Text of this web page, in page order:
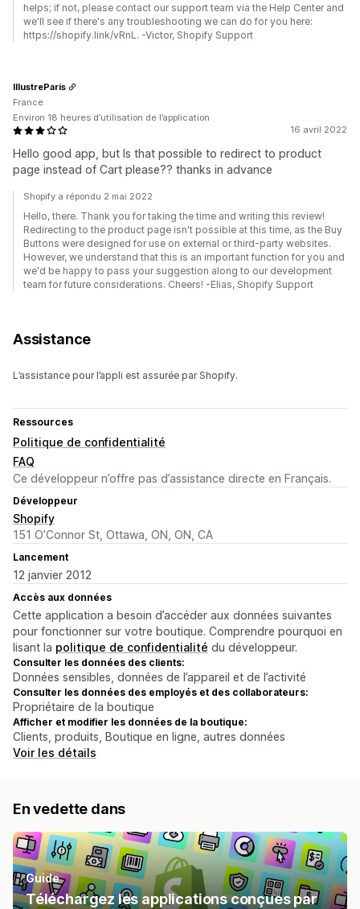
helps; if not, please contact our support team via the Help Center and
we'll see if there's any troubleshooting we can do for you here:
https://shopify.link/vRnL. -Victor, Shopify Support
16 avril 2022
Hello good app, but Is that possible to redirect to product
page instead of Cart please?? thanks in advance
IllustreParis
France
Environ 18 heures d’utilisation de l’application
Shopify a répondu 2 mai 2022
Hello, there. Thank you for taking the time and writing this review!
Redirecting to the product page isn't possible at this time, as the Buy
Buttons were designed for use on external or third-party websites.
However, we understand that this is an important function for you and
we'd be happy to pass your suggestion along to our development
team for future considerations. Cheers! -Elias, Shopify Support
Assistance
L’assistance pour l’appli est assurée par Shopify.
Ressources
Politique de confidentialité
FAQ
Ce développeur n’offre pas d’assistance directe en Français.
Développeur
Shopify
151 O’Connor St, Ottawa, ON, ON, CA
Lancement
12 janvier 2012
Accès aux données
Cette application a besoin d’accéder aux données suivantes
pour fonctionner sur votre boutique. Comprendre pourquoi en
lisant la politique de confidentialité du développeur.
Consulter les données des clients:
Données sensibles, données de l’appareil et de l’activité
Consulter les données des employés et des collaborateurs:
Propriétaire de la boutique
Afficher et modifier les données de la boutique:
Clients, produits, Boutique en ligne, autres données
Voir les détails
En vedette dans
Guide
Téléchargez les applications conçues par